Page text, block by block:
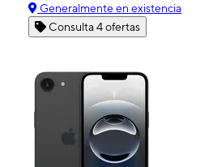
Generalmente en existencia
Consulta 4 ofertas